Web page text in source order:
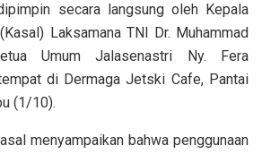
secara langsung oleh Kepala
Laksamana TNI Dr. Muhammad
Umum Jalasenastri Ny. Fera
di Dermaga Jetski Cafe, Pantai
(1/10).
menyampaikan bahwa penggunaan